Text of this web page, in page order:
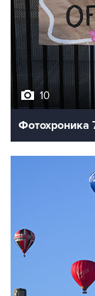
10
Фотохроника 7